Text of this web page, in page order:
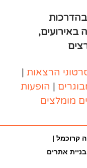
באירועים,
הרצאות |
| הופעות
מומלצים
קרוכמל |
אתרים